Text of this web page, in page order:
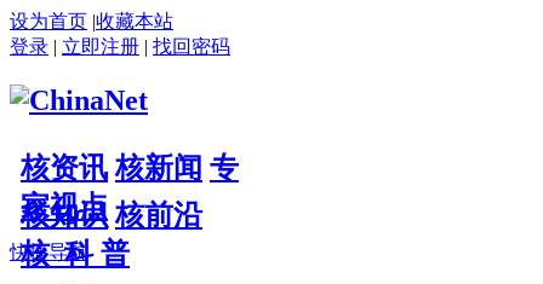
设为首页 |收藏本站
登录 | 立即注册 | 找回密码
核资讯 核新闻 专
家视点
核知识 核前沿
核 科 普
快捷导航